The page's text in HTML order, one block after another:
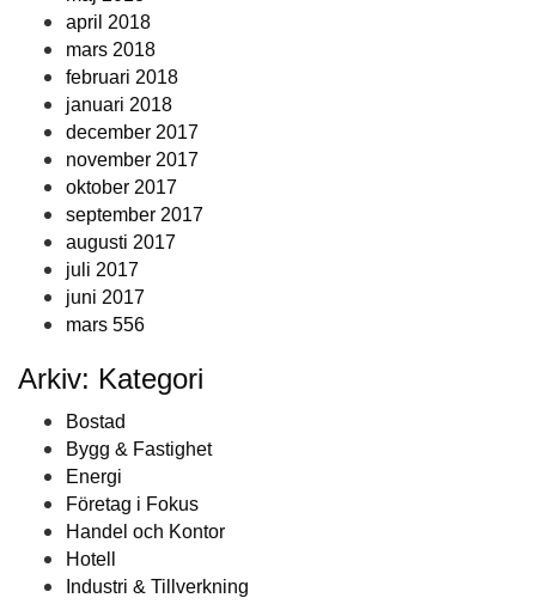
april 2018
mars 2018
februari 2018
januari 2018
december 2017
november 2017
oktober 2017
september 2017
augusti 2017
juli 2017
juni 2017
mars 556
Arkiv: Kategori
Bostad
Bygg & Fastighet
Energi
Företag i Fokus
Handel och Kontor
Hotell
Industri & Tillverkning